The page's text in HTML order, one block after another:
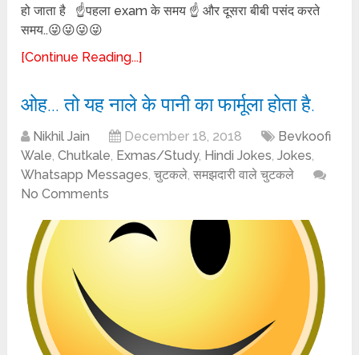
हो जाता है ☝पहला exam के समय ☝ और दूसरा बीबी पसंद करते
समय..😜😜😜😜
[Continue Reading...]
ओह… तो यह नाले के पानी का फार्मूला होता है.
Nikhil Jain December 18, 2018
Bevkoofi
Wale,Chutkale, Exmas/Study, Hindi Jokes,Jokes,
Whatsapp Messages,चुटकले,समझदारी वाले चुटकले
No Comments